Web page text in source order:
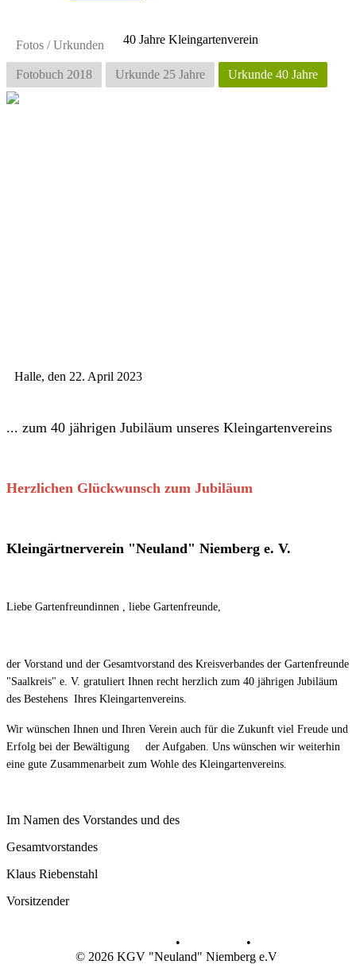
Fotos / Urkunden
Fotobuch 2018 Urkunde 25 Jahre Urkunde 40 Jahre
40 Jahre Kleingartenverein
Halle, den 22. April 2023
... zum 40 jährigen Jubiläum unseres Kleingartenvereins
Herzlichen Glückwunsch zum Jubiläum
Kleingärtnerverein "Neuland" Niemberg e. V.
Liebe Gartenfreundinnen , liebe Gartenfreunde,
der Vorstand und der Gesamtvorstand des Kreisverbandes der Gartenfreunde
"Saalkreis" e. V. gratuliert Ihnen recht herzlich zum 40 jährigen Jubiläum
des Bestehens Ihres Kleingartenvereins.
Wir wünschen Ihnen und Ihren Verein auch für die Zukunft viel Freude und
Erfolg bei der Bewältigung der Aufgaben. Uns wünschen wir weiterhin
eine gute Zusammenarbeit zum Wohle des Kleingartenvereins.
Im Namen des Vorstandes und des
Gesamtvorstandes
Klaus Riebenstahl
Vorsitzender
•
•
© 2026 KGV "Neuland" Niemberg e.V